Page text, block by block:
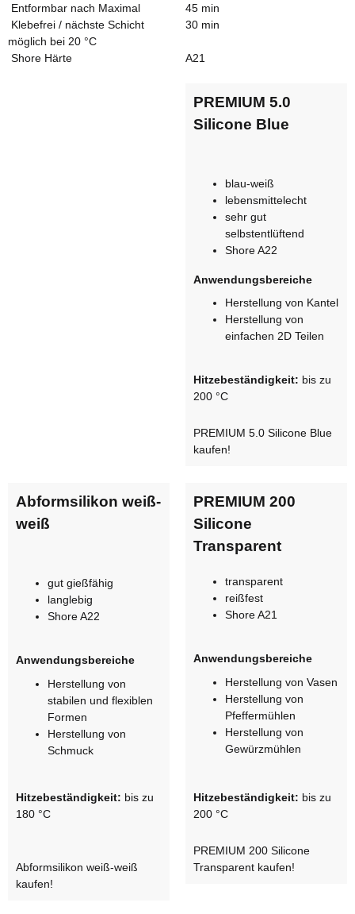
Entformbar nach Maximal
45 min
Klebefrei / nächste Schicht
möglich bei 20 °C
30 min
Shore Härte A21
PREMIUM 5.0
Silicone Blue
blau-weiß
lebensmittelecht
sehr gut
selbstentlüftend
Shore A22
Anwendungsbereiche
Herstellung von Kantel
Herstellung von
einfachen 2D Teilen
Hitzebeständigkeit: bis zu
200 °C
PREMIUM 5.0 Silicone Blue
kaufen!
Abformsilikon weiß-
weiß
gut gießfähig
langlebig
Shore A22
Anwendungsbereiche
Herstellung von
stabilen und flexiblen
Formen
Herstellung von
Schmuck
Hitzebeständigkeit: bis zu
180 °C
Abformsilikon weiß-weiß
kaufen!
PREMIUM 200
Silicone
Transparent
transparent
reißfest
Shore A21
Anwendungsbereiche
Herstellung von Vasen
Herstellung von
Pfeffermühlen
Herstellung von
Gewürzmühlen
Hitzebeständigkeit: bis zu
200 °C
PREMIUM 200 Silicone
Transparent kaufen!